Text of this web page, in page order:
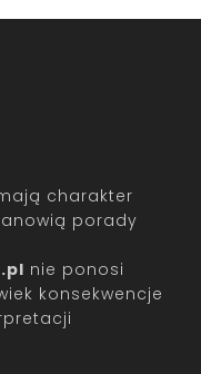
charakter
porady
nie ponosi
konsekwencje